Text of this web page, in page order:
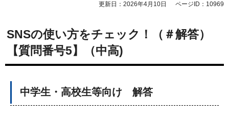
更新日：2026年4月10日 ページID：10969
SNSの使い方をチェック！（＃解答）
【質問番号5】（中高)
中学生・高校生等向け 解答